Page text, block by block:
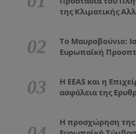
της Κλιματικής
Το Μαυροβούνιο:
Ευρωπαϊκή
Η EEAS και η
ασφάλεια της
Η προσχώρηση